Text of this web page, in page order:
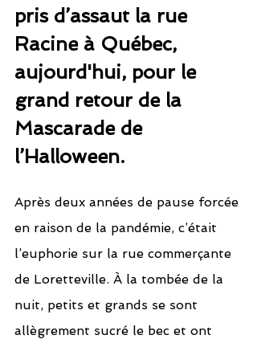
pris d’assaut la rue
Racine à Québec,
aujourd'hui, pour le
grand retour de la
Mascarade de
l’Halloween.
Après deux années de pause forcée
en raison de la pandémie, c’était
l’euphorie sur la rue commerçante
de Loretteville. À la tombée de la
nuit, petits et grands se sont
allègrement sucré le bec et ont